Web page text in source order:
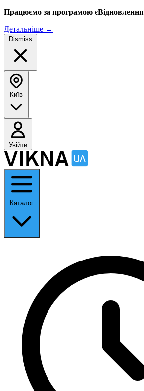
Працюємо за програмою єВідновлення
Детальніше →
Dismiss
Київ
Увійти
Каталог